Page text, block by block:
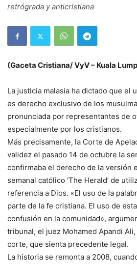
retrógrada y anticristiana
(Gaceta Cristiana/ VyV – Kuala
La justicia malasia ha dictado que el
es derecho exclusivo de los
pronunciada por representantes de
especialmente por los cristianos.
Más precisamente, la Corte de
validez el pasado 14 de octubre la
confirmaba el derecho de la versión
semanal católico ‘The Herald’ de
referencia a Dios. «El uso de la
parte de la fe cristiana. El uso de
confusión en la comunidad»,
tribunal, el juez Mohamed Apandi
corte, que sienta precedente legal.
La historia se remonta a 2008,